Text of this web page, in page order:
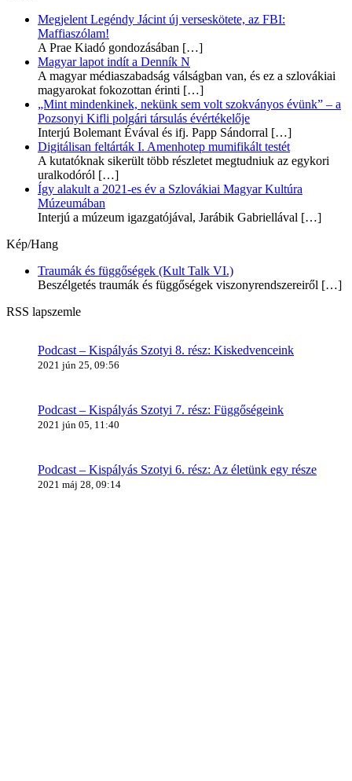
Megjelent Legéndy Jácint új verseskötete, az FBI:
Maffiaszólam!
A Prae Kiadó gondozásában […]
Magyar lapot indít a Denník N
A magyar médiaszabadság válságban van, és ez a szlovákiai
magyarokat fokozottan érinti […]
„Mint mindenkinek, nekünk sem volt szokványos évünk” – a
Pozsonyi Kifli polgári társulás évértékelője
Interjú Bolemant Évával és ifj. Papp Sándorral […]
Digitálisan feltárták I. Amenhotep mumifikált testét
A kutatóknak sikerült több részletet megtudniuk az egykori
uralkodóról […]
Így alakult a 2021-es év a Szlovákiai Magyar Kultúra
Múzeumában
Interjú a múzeum igazgatójával, Jarábik Gabriellával […]
Kép/Hang
Traumák és függőségek (Kult Talk VI.)
Beszélgetés traumák és függőségek viszonyrendszereiről […]
RSS lapszemle
Podcast – Kispályás Szotyi 8. rész: Kiskedvenceink
2021 jún 25, 09:56
Podcast – Kispályás Szotyi 7. rész: Függőségeink
2021 jún 05, 11:40
Podcast – Kispályás Szotyi 6. rész: Az életünk egy része
2021 máj 28, 09:14